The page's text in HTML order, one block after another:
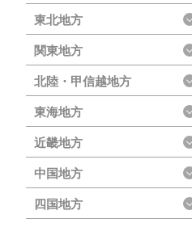
東北地方
関東地方
北陸・甲信越地方
東海地方
近畿地方
中国地方
四国地方